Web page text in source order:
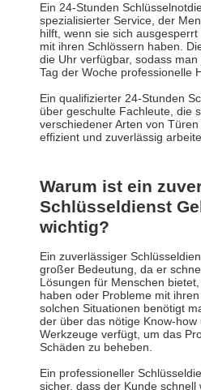
Ein 24-Stunden
spezialisierter Service, der
hilft, wenn sie sich
mit ihren Schlössern haben.
die Uhr verfügbar, sodass
Tag der Woche professionelle
Ein qualifizierter 24-Stunden
über geschulte Fachleute, die
verschiedener Arten von
effizient und zuverlässig
Warum ist ein
Schlüsseldienst
wichtig?
Ein zuverlässiger
großer Bedeutung, da er
Lösungen für Menschen
haben oder Probleme mit
solchen Situationen benötigt
der über das nötige Know-how
Werkzeuge verfügt, um das
Schäden zu beheben.
Ein professioneller
sicher, dass der Kunde schnell